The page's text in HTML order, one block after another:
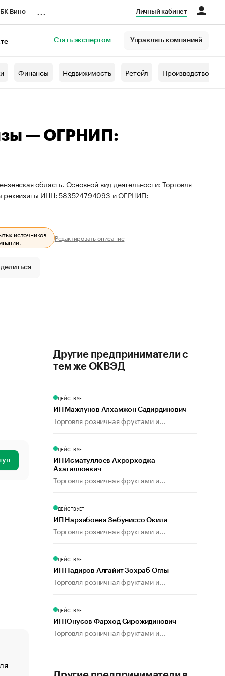
Вино Личный кабинет
Стать экспертом Управлять компанией
Финансы Недвижимость Ретейл Производство
— ОГРНИП:
область. Основной вид деятельности: Торговля
реквизиты ИНН: 583524794093 и ОГРНИП:
источников.
Редактировать описание
Другие предприниматели с
тем же ОКВЭД
ДЕЙСТВУЕТ
ИП Мажлунов Алхамжон Садирдинович
Торговля розничная фруктами и...
ДЕЙСТВУЕТ
ИП Исматуллоев Ахрорходжа
Ахатиллоевич
Торговля розничная фруктами и...
ДЕЙСТВУЕТ
ИП Нарзибоева Зебуниссо Окили
Торговля розничная фруктами и...
ДЕЙСТВУЕТ
ИП Надиров Алгайит Зохраб Оглы
Торговля розничная фруктами и...
ДЕЙСТВУЕТ
ИП Юнусов Фарход Сирожидинович
Торговля розничная фруктами и...